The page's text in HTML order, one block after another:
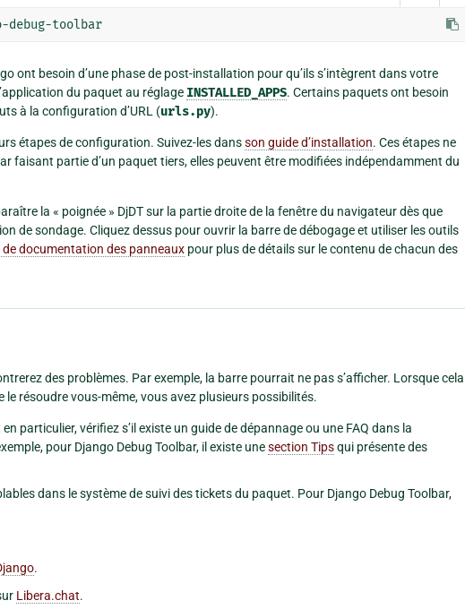
ont besoin d’une phase de post-installation pour qu’ils s’intègrent dans votre
du paquet au réglage INSTALLED_APPS. Certains paquets ont besoin
à la configuration d’URL (urls.py).
étapes de configuration. Suivez-les dansson guide d’installation. Ces étapes ne
faisant partie d’un paquet tiers, elles peuvent être modifiées indépendamment du
la « poignée » DjDT sur la partie droite de la fenêtre du navigateur dès que
de sondage. Cliquez dessus pour ouvrir la barre de débogage et utiliser les outils
de documentation des panneaux pour plus de détails sur le contenu de chacun des
des problèmes. Par exemple, la barre pourrait ne pas s’afficher. Lorsque cela
le résoudre vous-même, vous avez plusieurs possibilités.
particulier, vérifiez s’il existe un guide de dépannage ou une FAQ dans la
pour Django Debug Toolbar, il existe unesection Tipsqui présente des
dans le système de suivi des tickets du paquet. Pour Django Debug Toolbar,
.
Libera.chat.